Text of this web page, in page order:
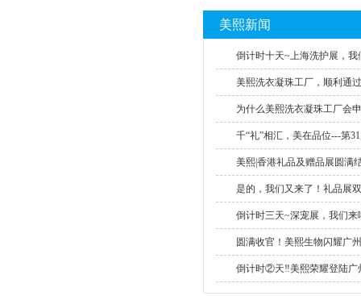
美熙新闻
倒计时十天~上海洗护展，我
美熙洗衣凝珠工厂，顺利通
为什么美熙洗衣凝珠工厂会
千“礼”相汇，美在品位---第
美熙|香港礼品及赠品展圆满
是的，我们又来了！礼品展
倒计时三天~深宠展，我们来
圆满收官！美熙生物闪耀广
倒计时②天‼美熙荣耀登陆广